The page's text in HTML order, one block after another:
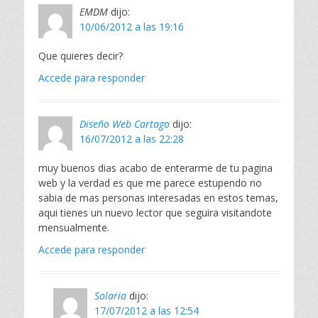
EMDM dijo:
10/06/2012 a las 19:16
Que quieres decir?
Accede para responder
Diseño Web Cartago dijo:
16/07/2012 a las 22:28
muy buenos dias acabo de enterarme de tu pagina
web y la verdad es que me parece estupendo no
sabia de mas personas interesadas en estos temas,
aqui tienes un nuevo lector que seguira visitandote
mensualmente.
Accede para responder
Solaria dijo:
17/07/2012 a las 12:54